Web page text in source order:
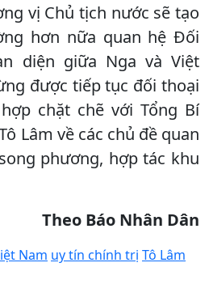
vị Chủ tịch nước sẽ tạo
hơn nữa quan hệ Đối
diện giữa Nga và Việt
được tiếp tục đối thoại
chặt chẽ với Tổng Bí
Lâm về các chủ đề quan
phương, hợp tác khu
Theo Báo Nhân Dân
Nam uy tín chính trị Tô Lâm